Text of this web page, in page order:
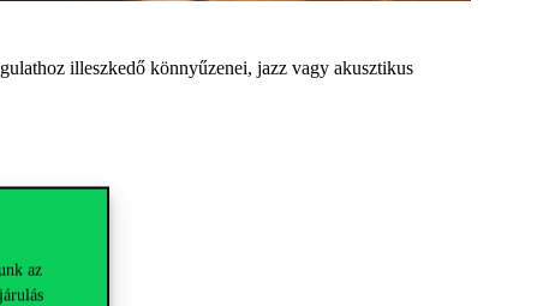
az
illeszkedő könnyűzenei, jazz vagy akusztikus